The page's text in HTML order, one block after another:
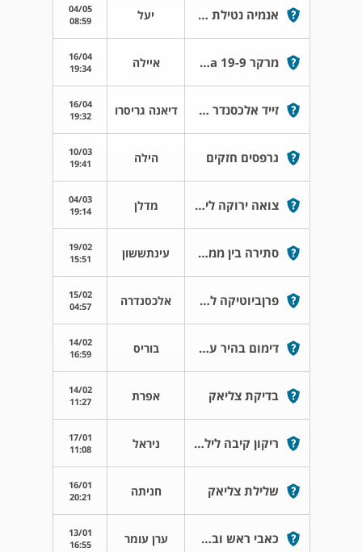
אנמיה נטילת פריפול יעל
04/05
08:59
מרקר ca 19-9 מטפס בלי הפסקה איילה
16/04
19:34
זייד אלכסנדר 70 א דיאנה גריסרו
16/04
19:32
גרפסים חזקים הילה
10/03
19:41
צואה ירוקה לילד בן 3 מדוע?? מדלן
04/03
19:14
סתירה בין ממצאי גסטרוסקופיה לבדיקתנשיפה עינתששון
19/02
15:51
פרןביוטיקה לתינוקות אלכסנדרה
15/02
04:57
דימום בהיר על הנייר בוריס
14/02
16:59
בדיקת צליאק אפרת
14/02
11:27
ריקון קיבה לילדה ניראל
17/01
11:08
שלילת צליאק חניתה
16/01
20:21
כאבי ראש ובטן צליאקית ערן עומר
13/01
16:55